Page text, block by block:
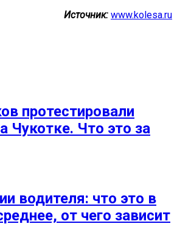
Источник: www.kolesa.ru
протестировали
Чукотке. Что это за
водителя: что это в
от чего зависит